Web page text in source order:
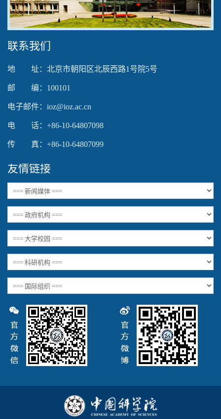
Video
联系我们
地 址：北京市朝阳区北辰西路1号院5号
邮 编：100101
电子邮件：ioz@ioz.ac.cn
电 话：+86-10-64807098
传 真：+86-10-64807099
友情链接